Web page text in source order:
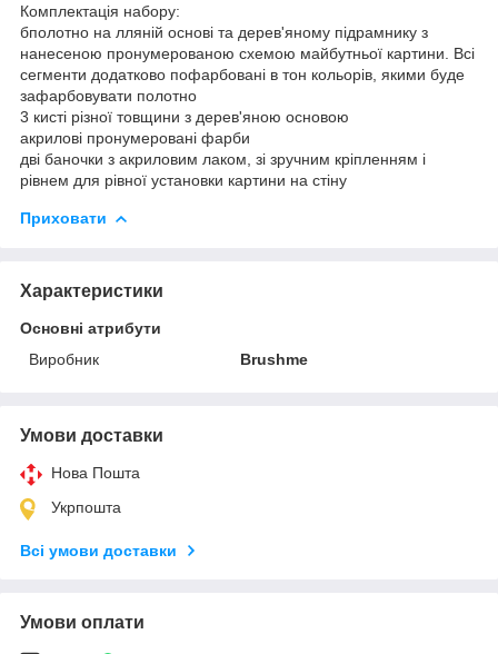
Комплектація набору:
бполотно на лляній основі та дерев'яному підрамнику з
нанесеною пронумерованою схемою майбутньої картини. Всі
сегменти додатково пофарбовані в тон кольорів, якими буде
зафарбовувати полотно
3 кисті різної товщини з дерев'яною основою
акрилові пронумеровані фарби
дві баночки з акриловим лаком, зі зручним кріпленням і
рівнем для рівної установки картини на стіну
Приховати
Характеристики
Основні атрибути
Виробник
Brushme
Умови доставки
Нова Пошта
Укрпошта
Всі умови доставки
Умови оплати